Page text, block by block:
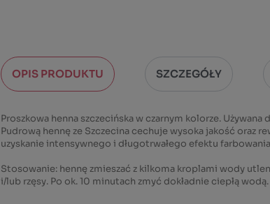
OPIS PRODUKTU SZCZEGÓŁY
Proszkowa henna szczecińska w czarnym kolorze.
Pudrową hennę ze Szczecina cechuje wysoka jakość oraz
uzyskanie intensywnego i długotrwałego efektu
Stosowanie: hennę zmieszać z kilkoma kroplami wody
i/lub rzęsy. Po ok. 10 minutach zmyć dokładnie ciepłą wodą.